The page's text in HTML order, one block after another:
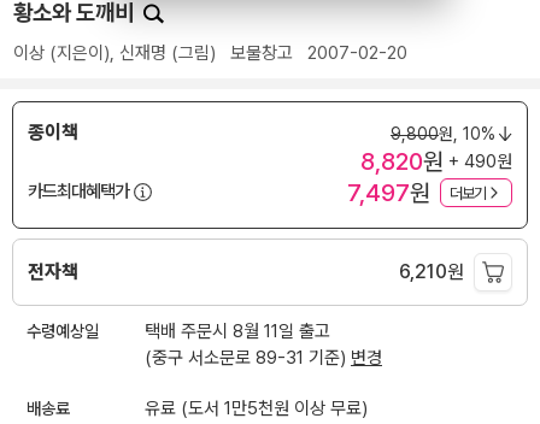
황소와 도깨비
이상 (지은이), 신재명 (그림) 보물창고 2007-02-20
종이책 9,800원, 10%
8,820원 + 490원
카드최대혜택가
7,497원 더보기
전자책 6,210원
수령예상일
택배 주문시 8월 11일 출고
(중구 서소문로 89-31 기준) 변경
배송료 유료 (도서 1만5천원 이상 무료)